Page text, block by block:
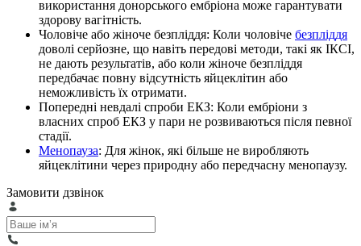
використання донорського ембріона може гарантувати
здорову вагітність.
Чоловіче або жіноче безпліддя: Коли чоловіче безпліддя
доволі серйозне, що навіть передові методи, такі як ІКСІ,
не дають результатів, або коли жіноче безпліддя
передбачає повну відсутність яйцеклітин або
неможливість їх отримати.
Попередні невдалі спроби ЕКЗ: Коли ембріони з
власних спроб ЕКЗ у пари не розвиваються після певної
стадії.
Менопауза: Для жінок, які більше не виробляють
яйцеклітини через природну або передчасну менопаузу.
Замовити дзвінок